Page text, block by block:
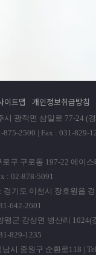
이트맵 개인정보취급방침
시 광적면 삼일로 77-24 (
875-2500 | Fax : 031-829-
구 구로동 197-22 에이
: 02-878-5091
경기도 이천시 장호원읍
642-2601
군 강상면 병산리 1024(
829-1235
시 중원구 순환로118 |